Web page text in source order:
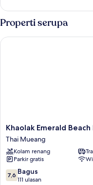
Kamar
Properti serupa
Khaolak
Emerald
Beach
Resort
and
Spa
Thai
Khaolak Emerald
Thai Mueang
Kolam renang
Parkir gratis
7.6
dari
7,6 Bagus
111 ulasan
Khaolak Emerald Beach